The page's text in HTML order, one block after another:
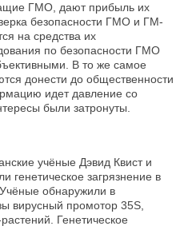
ГМО, дают прибыль их
безопасности ГМО и ГМ-
на средства их
по безопасности ГМО
В то же самое
донести до общественности
идет давление со
были затронуты.
учёные Дэвид Квист и
генетическое загрязнение в
обнаружили в
вирусный промотор 35S,
Генетическое